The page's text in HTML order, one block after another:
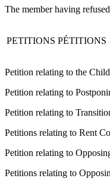
The member having
PETITIONS PÉTITIONS
Petition relating to the
Petition relating to
Petition relating to
Petitions relating to Rent
Petition relating to
Petitions relating to